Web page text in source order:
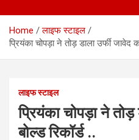
Home
लाइफ स्टाइल
प्रियंका चोपड़ा ने तोड़ डाला उर्फी जावेद
लाइफ स्टाइल
प्रियंका चोपड़ा ने तोड़
बोल्ड रिकॉर्ड ..